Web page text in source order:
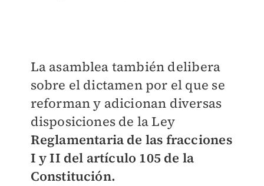
La asamblea también delibera
sobre el dictamen por el que se
reforman y adicionan diversas
disposiciones de la Ley
Reglamentaria de las fracciones
I y II del artículo 105 de la
Constitución.